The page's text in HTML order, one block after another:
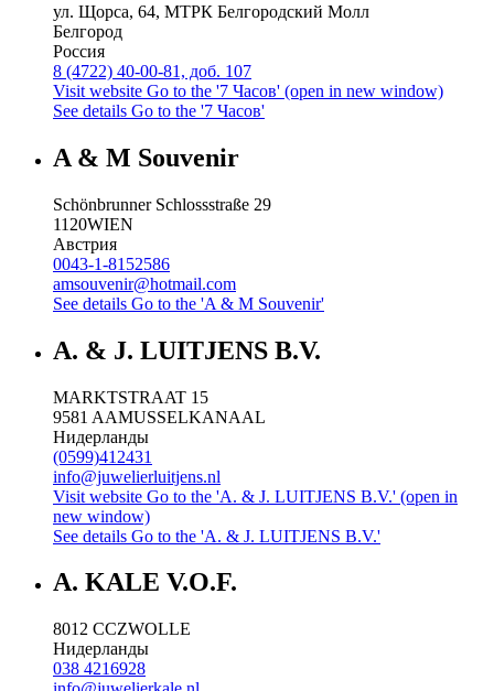
ул. Щорса, 64, МТРК Белгородский Молл
Белгород
Россия
8 (4722) 40-00-81, доб. 107
Visit website Go to the '7 Часов' (open in new window)
See details Go to the '7 Часов'
A & M Souvenir
Schönbrunner Schlossstraße 29
1120WIEN
Австрия
0043-1-8152586
amsouvenir@hotmail.com
See details Go to the 'A & M Souvenir'
A. & J. LUITJENS B.V.
MARKTSTRAAT 15
9581 AAMUSSELKANAAL
Нидерланды
(0599)412431
info@juwelierluitjens.nl
Visit website Go to the 'A. & J. LUITJENS B.V.' (open in
new window)
See details Go to the 'A. & J. LUITJENS B.V.'
A. KALE V.O.F.
8012 CCZWOLLE
Нидерланды
038 4216928